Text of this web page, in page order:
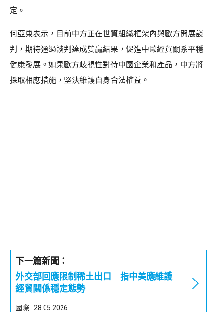
定。
何亞東表示，目前中方正在世貿組織框架內與歐方開展談
判，期待通過談判達成雙贏結果，促進中歐經貿關系平穩
健康發展。如果歐方歧視性對待中國企業和產品，中方將
採取相應措施，堅決維護自身合法權益。
下一篇新聞：
外交部回應限制稀土出口 指中美應維護
經貿關係穩定態勢
國際 28.05.2026